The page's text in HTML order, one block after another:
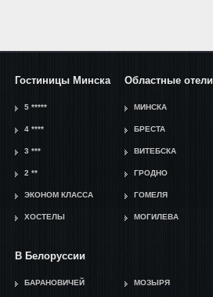
Гостиницы Минска
5 *****
4 ****
3 ***
2 **
ЭКОНОМ КЛАССА
ХОСТЕЛЫ
Областные отели
МИНСКА
БРЕСТА
ВИТЕБСКА
ГРОДНО
ГОМЕЛЯ
МОГИЛЕВА
В Белоруссии
БАРАНОВИЧЕЙ МОЗЫРЯ